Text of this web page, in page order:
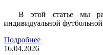
В этой статье мы
индивидуальной
Подробнее
16.04.2026